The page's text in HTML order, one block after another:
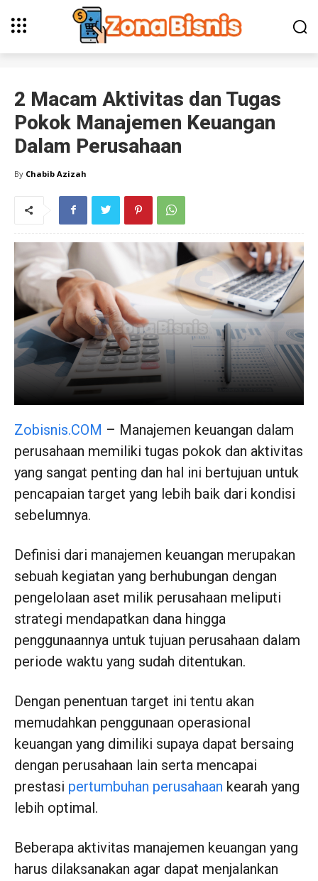
2 Macam Aktivitas dan Tugas
Pokok Manajemen Keuangan
Dalam Perusahaan
By Chabib Azizah
Zobisnis.COM – Manajemen keuangan dalam
perusahaan memiliki tugas pokok dan aktivitas
yang sangat penting dan hal ini bertujuan untuk
pencapaian target yang lebih baik dari kondisi
sebelumnya.
Definisi dari manajemen keuangan merupakan
sebuah kegiatan yang berhubungan dengan
pengelolaan aset milik perusahaan meliputi
strategi mendapatkan dana hingga
penggunaannya untuk tujuan perusahaan dalam
periode waktu yang sudah ditentukan.
Dengan penentuan target ini tentu akan
memudahkan penggunaan operasional
keuangan yang dimiliki supaya dapat bersaing
dengan perusahaan lain serta mencapai
prestasi pertumbuhan perusahaan kearah yang
lebih optimal.
Beberapa aktivitas manajemen keuangan yang
harus dilaksanakan agar dapat menjalankan